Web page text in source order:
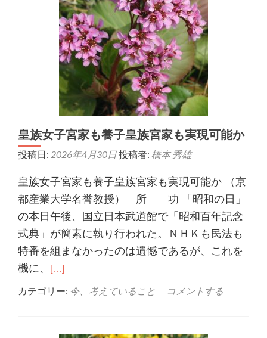
皇族女子宮家も養子皇族宮家も実現可能か
投稿日: 2026年4月30日投稿者: 橋本 秀雄
皇族女子宮家も養子皇族宮家も実現可能か （京
都産業大学名誉教授） 所 功 「昭和の日」
の本日午後、国立日本武道館で「昭和百年記念
式典」が簡素に執り行われた。ＮＨＫも民法も
特番を組まなかったのは遺憾であるが、これを
機に、
[…]
カテゴリー: 今、考えていること コメントする